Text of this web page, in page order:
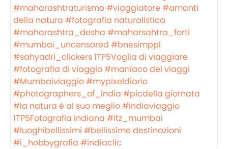
#maharashtraturismo#viaggiatore#amanti
della natura #fotografia naturalistica
#maharashtra_desha #maharsahtra_forti
#mumbai_uncensored #bnesimppl
#sahyadri_clickers1TP5Voglia di viaggiare
#fotografia di viaggio#maniaco dei viaggi
#Mumbaiviaggio#mypixeldiario
#photographers_of_india #picdella giornata
#la natura è al suo meglio#indiaviaggio
1TP5Fotografia indiana #itz_mumbai
#luoghibellissimi #bellissime destinazioni
#i_hobbygrafia #indiaclic